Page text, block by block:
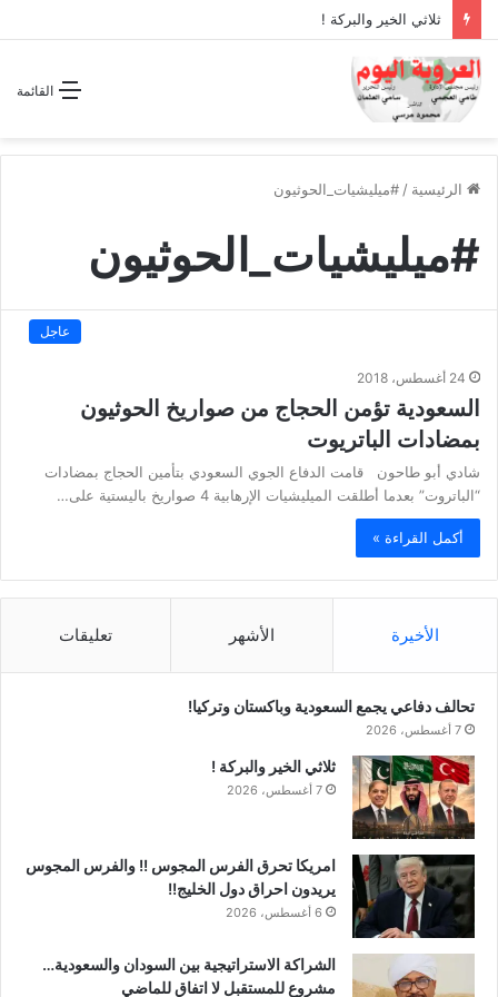
ثلاثي الخير والبركة !
القائمة
الرئيسية / #ميليشيات_الحوثيون
#ميليشيات_الحوثيون
عاجل
24 أغسطس، 2018
السعودية تؤمن الحجاج من صواريخ الحوثيون
بمضادات الباتريوت
شادي أبو طاحون قامت الدفاع الجوي السعودي بتأمين الحجاج بمضادات
“الباتروت” بعدما أطلقت الميليشيات الإرهابية 4 صواريخ باليستية على…
أكمل القراءة »
الأخيرة الأشهر تعليقات
تحالف دفاعي يجمع السعودية وباكستان وتركيا!
7 أغسطس، 2026
ثلاثي الخير والبركة !
7 أغسطس، 2026
امريكا تحرق الفرس المجوس !! والفرس المجوس
يريدون احراق دول الخليج!!
6 أغسطس، 2026
الشراكة الاستراتيجية بين السودان والسعودية…
مشروع للمستقبل لا اتفاق للماضي